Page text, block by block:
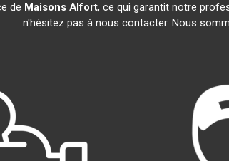
de Maisons Alfort, ce qui garantit notre
n'hésitez pas à nous contacter. Nous